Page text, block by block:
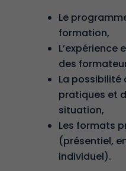
Le
formation,
L’expérience
des
La possibilité
pratiques et
situation,
Les formats
(présentiel,
individuel).